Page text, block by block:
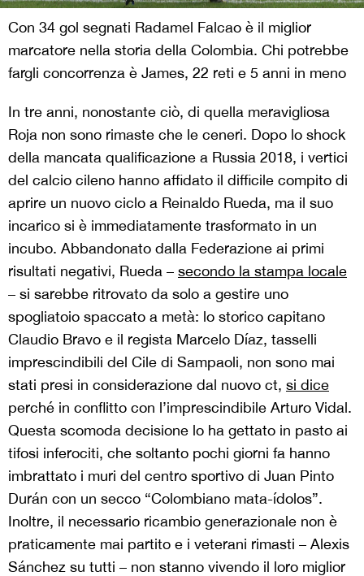
Con 34 gol segnati Radamel Falcao è il miglior
marcatore nella storia della Colombia. Chi potrebbe
fargli concorrenza è James, 22 reti e 5 anni in meno
In tre anni, nonostante ciò, di quella meravigliosa
Roja non sono rimaste che le ceneri. Dopo lo shock
della mancata qualificazione a Russia 2018, i vertici
del calcio cileno hanno affidato il difficile compito di
aprire un nuovo ciclo a Reinaldo Rueda, ma il suo
incarico si è immediatamente trasformato in un
incubo. Abbandonato dalla Federazione ai primi
risultati negativi, Rueda – secondo la stampa locale
– si sarebbe ritrovato da solo a gestire uno
spogliatoio spaccato a metà: lo storico capitano
Claudio Bravo e il regista Marcelo Díaz, tasselli
imprescindibili del Cile di Sampaoli, non sono mai
stati presi in considerazione dal nuovo ct, si dice
perché in conflitto con l’imprescindibile Arturo Vidal.
Questa scomoda decisione lo ha gettato in pasto ai
tifosi inferociti, che soltanto pochi giorni fa hanno
imbrattato i muri del centro sportivo di Juan Pinto
Durán con un secco “Colombiano mata-ídolos”.
Inoltre, il necessario ricambio generazionale non è
praticamente mai partito e i veterani rimasti – Alexis
Sánchez su tutti – non stanno vivendo il loro miglior